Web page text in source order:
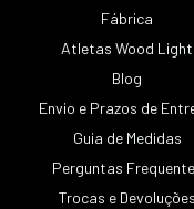
Fábrica
Atletas Wood Light
Blog
Envio e Prazos de
Guia de Medidas
Perguntas
Trocas e Devoluções